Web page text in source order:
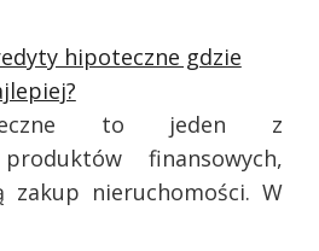
hipoteczne gdzie
to jeden z
finansowych,
zakup nieruchomości. W